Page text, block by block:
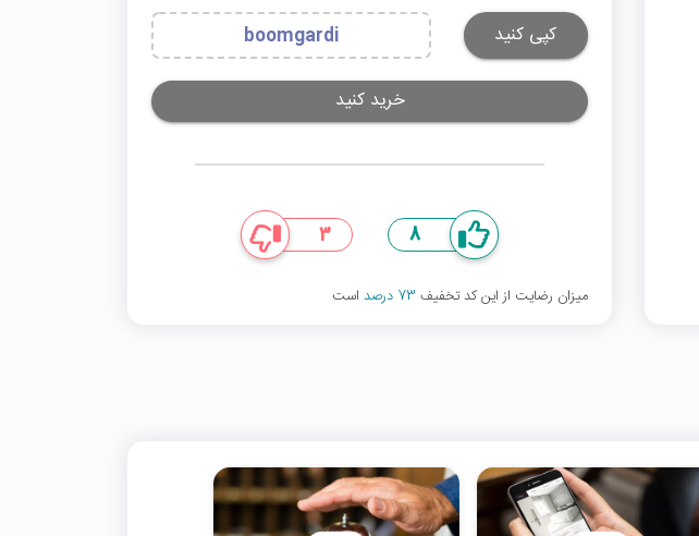
کپی کنید boomgardi
خرید کنید
8
3
میزان رضایت از این کد تخفیف 73 درصد است